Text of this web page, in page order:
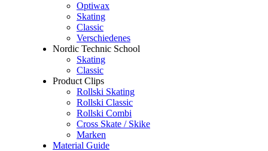
Optiwax
Skating
Classic
Verschiedenes
Nordic Technic School
Skating
Classic
Product Clips
Rollski Skating
Rollski Classic
Rollski Combi
Cross Skate / Skike
Marken
Material Guide